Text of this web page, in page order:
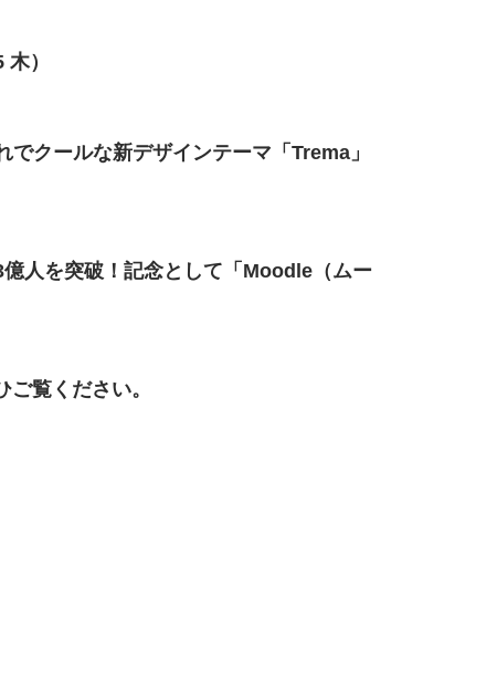
）
クールな新デザインテーマ「Trema」
人を突破！記念として「Moodle（ムー
覧ください。